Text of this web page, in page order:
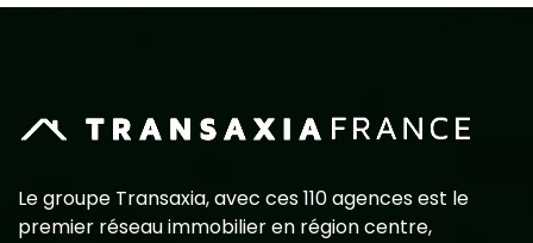
Le groupe Transaxia, avec ces 110 agences est le
premier réseau immobilier en région centre,